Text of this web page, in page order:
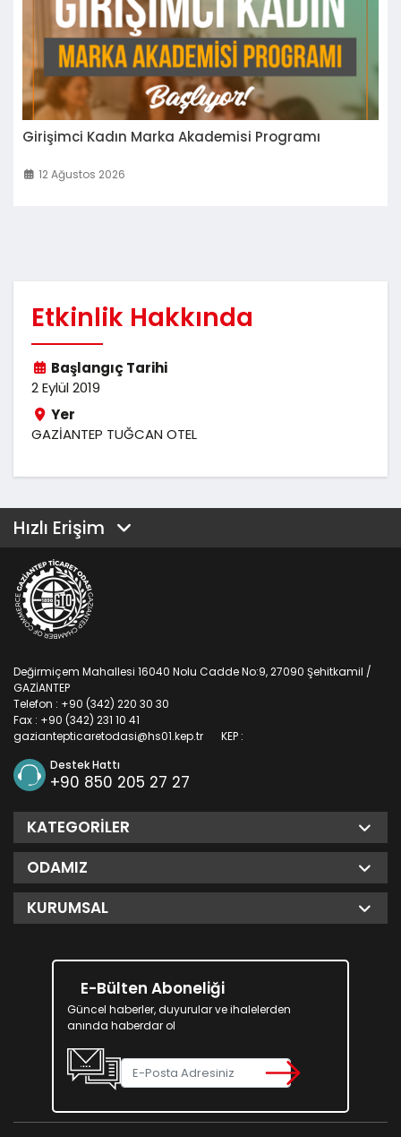
Girişimci Kadın Marka Akademisi Programı
12 Ağustos 2026
Etkinlik Hakkında
Başlangıç Tarihi
2 Eylül 2019
Yer
GAZİANTEP TUĞCAN OTEL
Hızlı Erişim
Değirmiçem Mahallesi 16040 Nolu Cadde No:9, 27090 Şehitkamil /
GAZİANTEP
Telefon : +90 (342) 220 30 30
Fax : +90 (342) 231 10 41
KEP :
gaziantepticaretodasi@hs01.kep.tr
Destek Hattı
+90 850 205 27 27
KATEGORILER
ODAMIZ
KURUMSAL
E-Bülten Aboneliği
Güncel haberler, duyurular ve ihalelerden
anında haberdar ol